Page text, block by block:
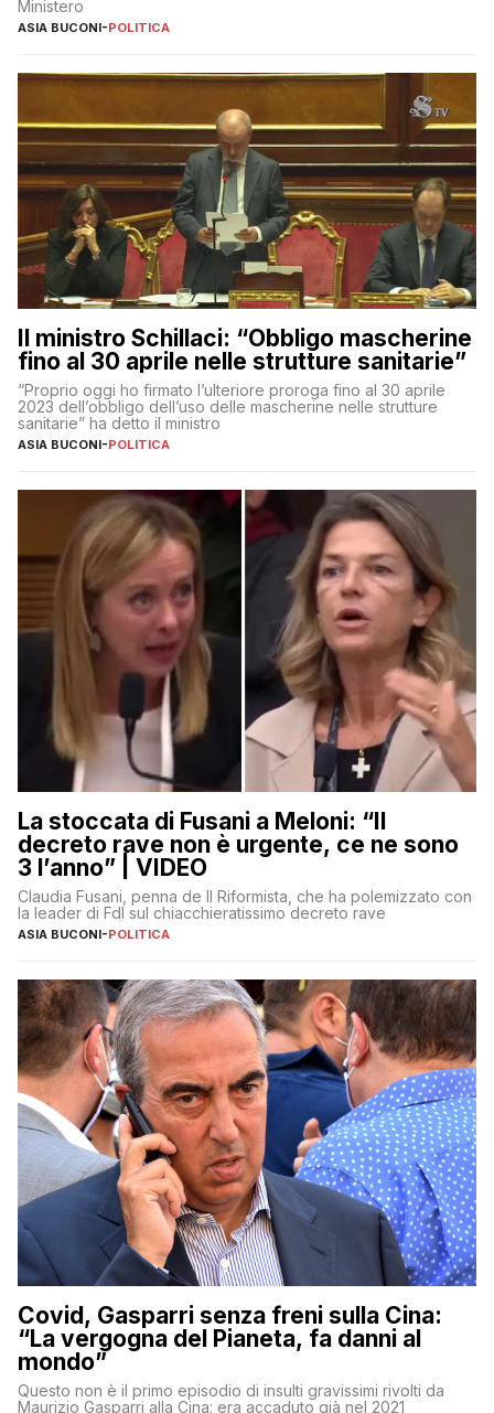
Ministero
ASIA BUCONI-POLITICA
Il ministro Schillaci: “Obbligo mascherine
fino al 30 aprile nelle strutture sanitarie”
“Proprio oggi ho firmato l’ulteriore proroga fino al 30 aprile
2023 dell’obbligo dell’uso delle mascherine nelle strutture
sanitarie” ha detto il ministro
ASIA BUCONI-POLITICA
La stoccata di Fusani a Meloni: “Il
decreto rave non è urgente, ce ne sono
3 l’anno” | VIDEO
Claudia Fusani, penna de Il Riformista, che ha polemizzato con
la leader di FdI sul chiacchieratissimo decreto rave
ASIA BUCONI-POLITICA
Covid, Gasparri senza freni sulla Cina:
“La vergogna del Pianeta, fa danni al
mondo”
Questo non è il primo episodio di insulti gravissimi rivolti da
Maurizio Gasparri alla Cina: era accaduto già nel 2021